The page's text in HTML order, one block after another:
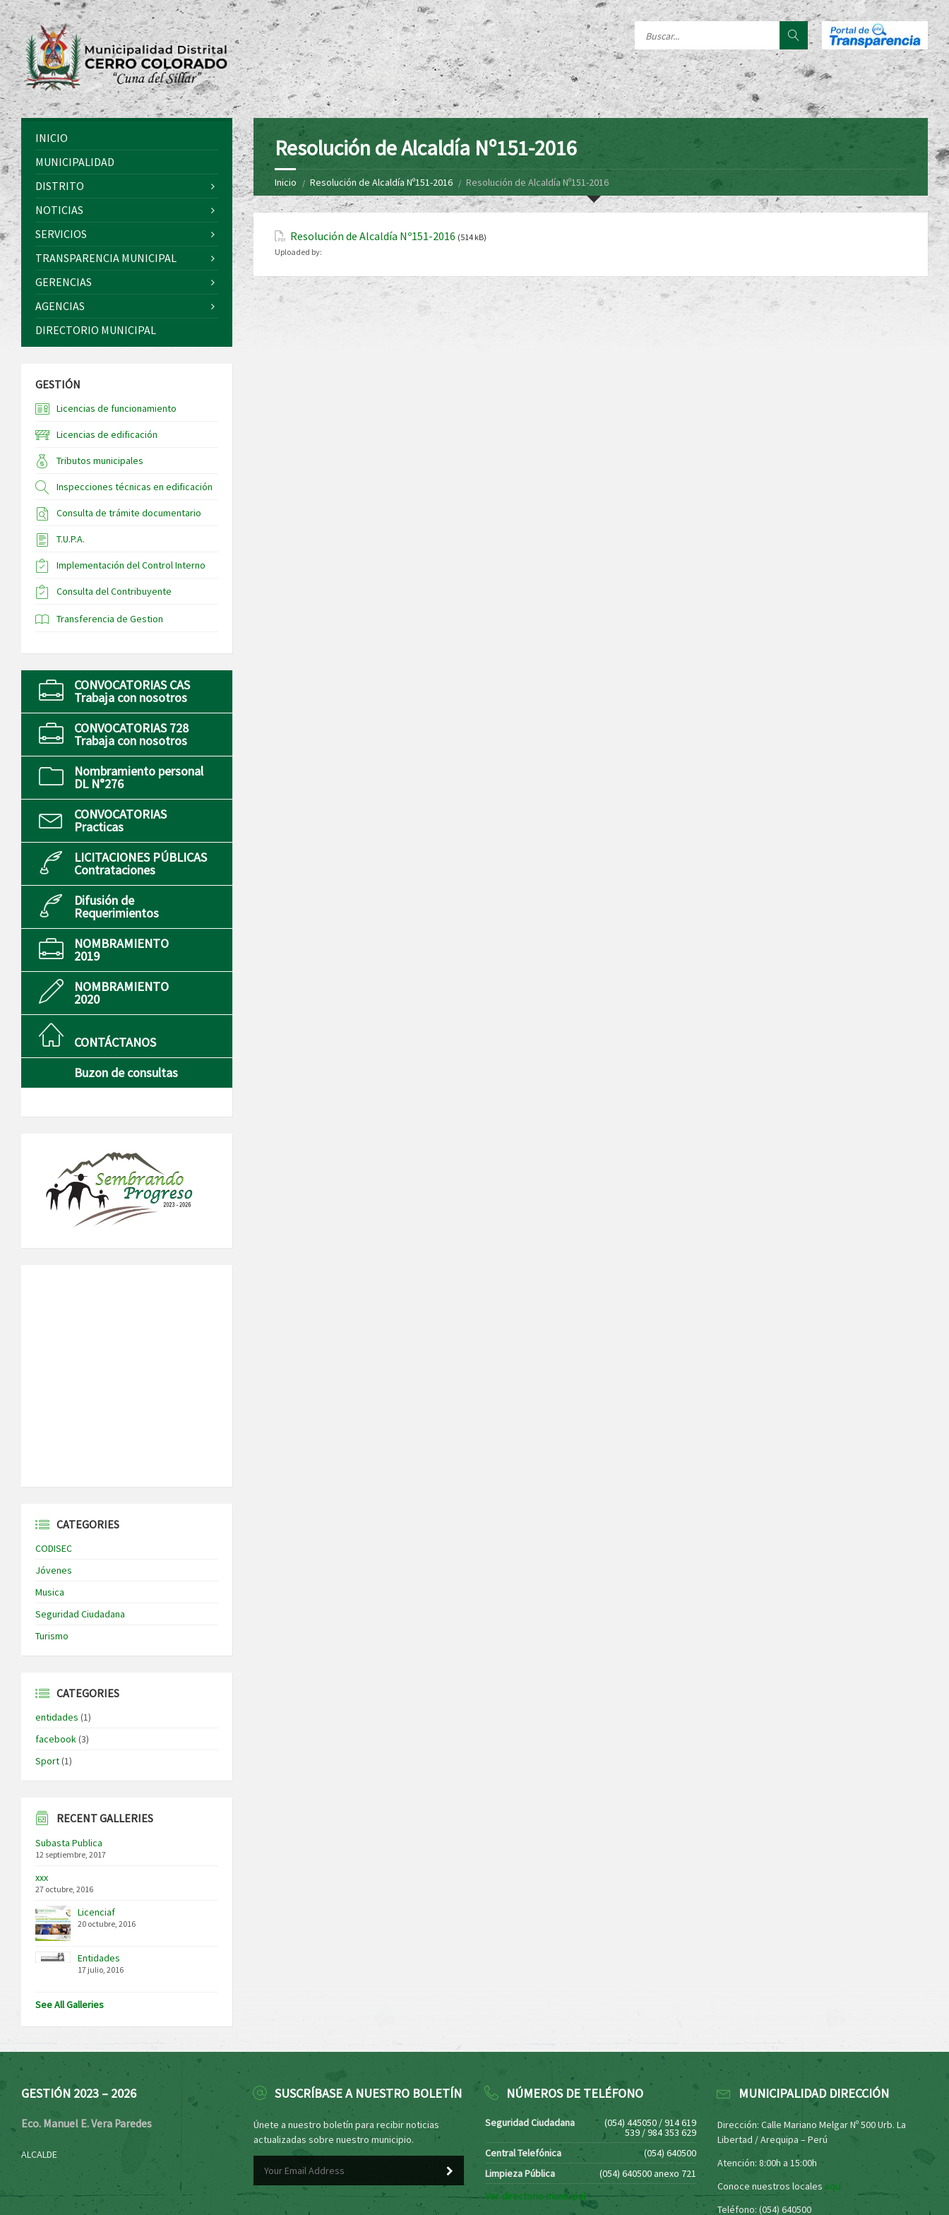
Resolución de Alcaldía Nº151-2016
Inicio Resolución de Alcaldía Nº151-2016 Resolución de Alcaldía Nº151-2016
Resolución de Alcaldía Nº151-2016 (514 kB)
Uploaded by:
INICIO
MUNICIPALIDAD
DISTRITO
NOTICIAS
SERVICIOS
TRANSPARENCIA MUNICIPAL
GERENCIAS
AGENCIAS
DIRECTORIO MUNICIPAL
GESTIÓN
Licencias de funcionamiento
Licencias de edificación
Tributos municipales
Inspecciones técnicas en edificación
Consulta de trámite documentario
T.U.P.A.
Implementación del Control Interno
Consulta del Contribuyente
Transferencia de Gestion
CONVOCATORIAS CAS
Trabaja con nosotros
CONVOCATORIAS 728
Trabaja con nosotros
Nombramiento personal
DL N°276
CONVOCATORIAS
Practicas
LICITACIONES PÚBLICAS
Contrataciones
Difusión de
Requerimientos
NOMBRAMIENTO
2019
NOMBRAMIENTO
2020
CONTÁCTANOS
Buzon de consultas
CATEGORIES
CODISEC
Jóvenes
Musica
Seguridad Ciudadana
Turismo
CATEGORIES
entidades (1)
facebook(3)
Sport(1)
RECENT GALLERIES
Subasta Publica
12 septiembre, 2017
xxx
27 octubre, 2016
Licenciaf
20 octubre, 2016
Entidades
17 julio, 2016
See All Galleries
GESTIÓN 2023 – 2026
Eco. Manuel E. Vera Paredes
ALCALDE
SUSCRÍBASE A NUESTRO BOLETÍN
Únete a nuestro boletín para recibir noticias
actualizadas sobre nuestro municipio.
NÚMEROS DE TELÉFONO
Seguridad Ciudadana (054) 445050 / 914 619
539 / 984 353 629
Central Telefónica
(054) 640500
Limpieza Pública
(054) 640500 anexo 721
Ver directorio municipal
MUNICIPALIDAD DIRECCIÓN
Dirección: Calle Mariano Melgar Nº 500 Urb. La
Libertad / Arequipa – Perú
Atención: 8:00h a 15:00h
Conoce nuestros locales aquí
Teléfono: (054) 640500